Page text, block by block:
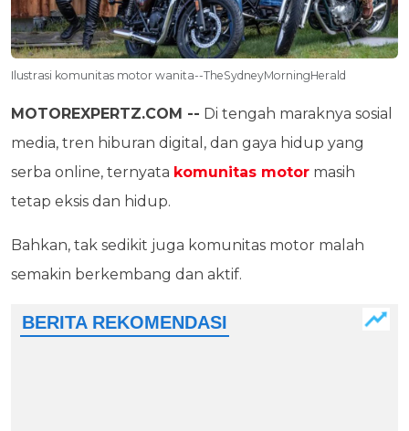
Ilustrasi komunitas motor wanita--TheSydneyMorningHerald
MOTOREXPERTZ.COM -- Di tengah maraknya sosial
media, tren hiburan digital, dan gaya hidup yang
serba online, ternyata komunitas motor masih
tetap eksis dan hidup.
Bahkan, tak sedikit juga komunitas motor malah
semakin berkembang dan aktif.